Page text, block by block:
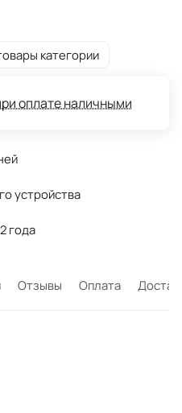
категории
оплате наличными
устройства
года
Отзывы Оплата